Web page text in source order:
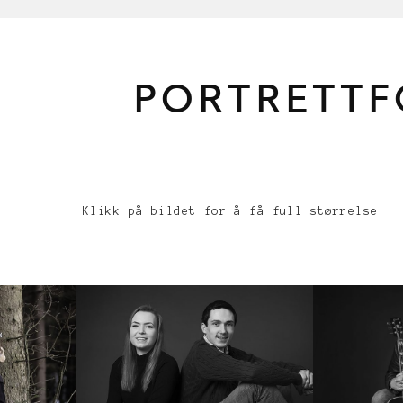
Klikk på bildet for å få full størrelse.